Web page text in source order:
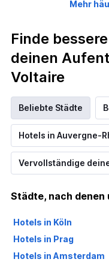
Mehr
Finde
deinen
Voltaire
Beliebte Städte
Hotels in Auvergne-
Vervollständige
Städte, nach denen
Hotels in Köln
Hotels in Prag
Hotels in Amsterdam